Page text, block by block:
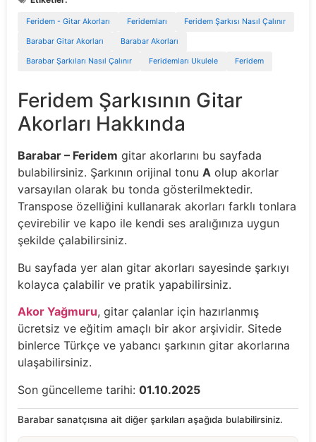
Feridem - Gitar Akorları Feridemları Feridem Şarkısı Nasıl Çalınır
Barabar Gitar Akorları Barabar Akorları
Barabar Şarkıları Nasıl Çalınır Feridemları Ukulele Feridem
Feridem Şarkısının Gitar
Akorları Hakkında
Barabar – Feridem gitar akorlarını bu sayfada
bulabilirsiniz. Şarkının orijinal tonu A olup akorlar
varsayılan olarak bu tonda gösterilmektedir.
Transpose özelliğini kullanarak akorları farklı tonlara
çevirebilir ve kapo ile kendi ses aralığınıza uygun
şekilde çalabilirsiniz.
Bu sayfada yer alan gitar akorları sayesinde şarkıyı
kolayca çalabilir ve pratik yapabilirsiniz.
Akor Yağmuru, gitar çalanlar için hazırlanmış
ücretsiz ve eğitim amaçlı bir akor arşividir. Sitede
binlerce Türkçe ve yabancı şarkının gitar akorlarına
ulaşabilirsiniz.
Son güncelleme tarihi: 01.10.2025
Barabar sanatçısına ait diğer şarkıları aşağıda bulabilirsiniz.